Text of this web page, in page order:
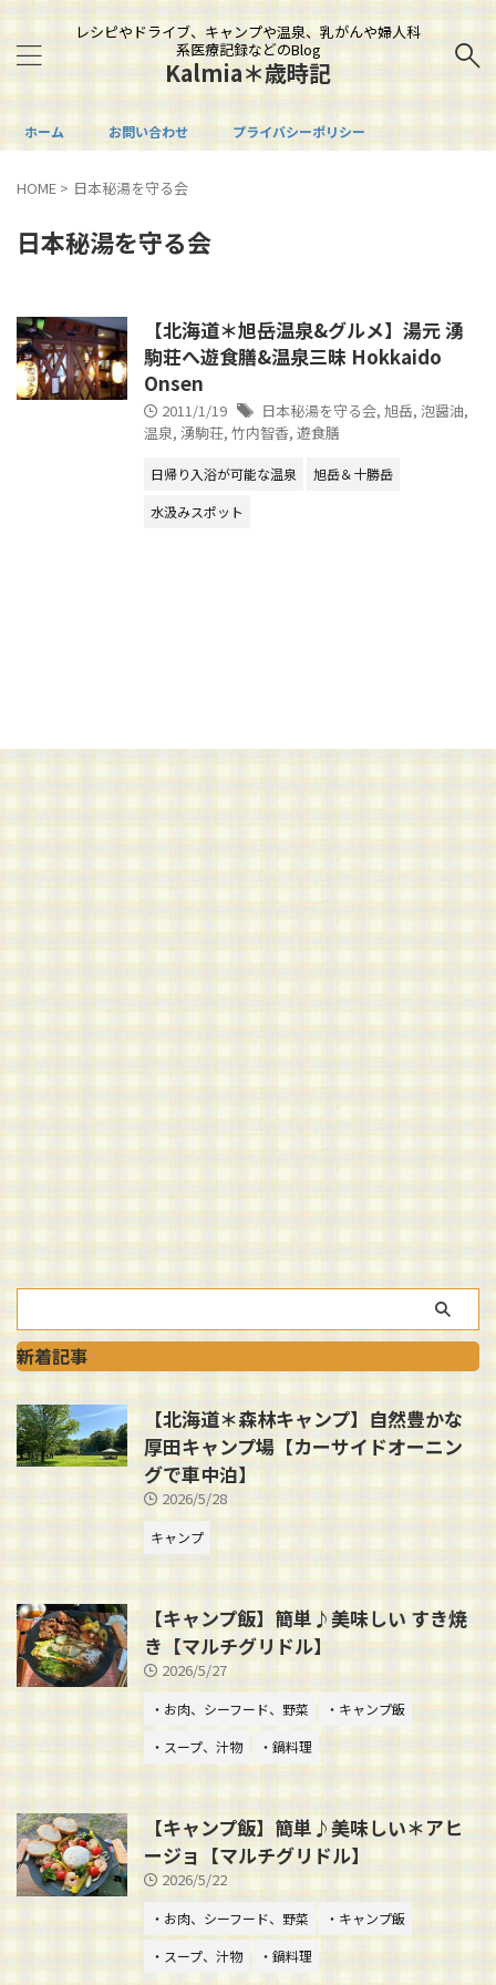
レシピやドライブ、キャンプや温泉、乳がんや婦人科
系医療記録などのBlog
Kalmia＊歳時記
ホーム お問い合わせ プライバシーポリシー
HOME > 日本秘湯を守る会
日本秘湯を守る会
【北海道＊旭岳温泉&グルメ】湯元 湧
駒荘へ遊食膳&温泉三昧 Hokkaido
Onsen
2011/1/19 日本秘湯を守る会, 旭岳, 泡醤油,
温泉, 湧駒荘, 竹内智香, 遊食膳
日帰り入浴が可能な温泉
旭岳＆十勝岳
水汲みスポット
新着記事
【北海道＊森林キャンプ】自然豊かな
厚田キャンプ場【カーサイドオーニン
グで車中泊】
2026/5/28
キャンプ
【キャンプ飯】簡単♪美味しい すき焼
き【マルチグリドル】
2026/5/27
・お肉、シーフード、野菜
・キャンプ飯
・スープ、汁物
・鍋料理
【キャンプ飯】簡単♪美味しい＊アヒ
ージョ【マルチグリドル】
2026/5/22
・お肉、シーフード、野菜
・キャンプ飯
・スープ、汁物
・鍋料理